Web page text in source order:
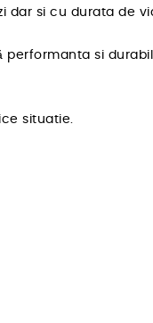
dar si cu durata de
si
situatie.